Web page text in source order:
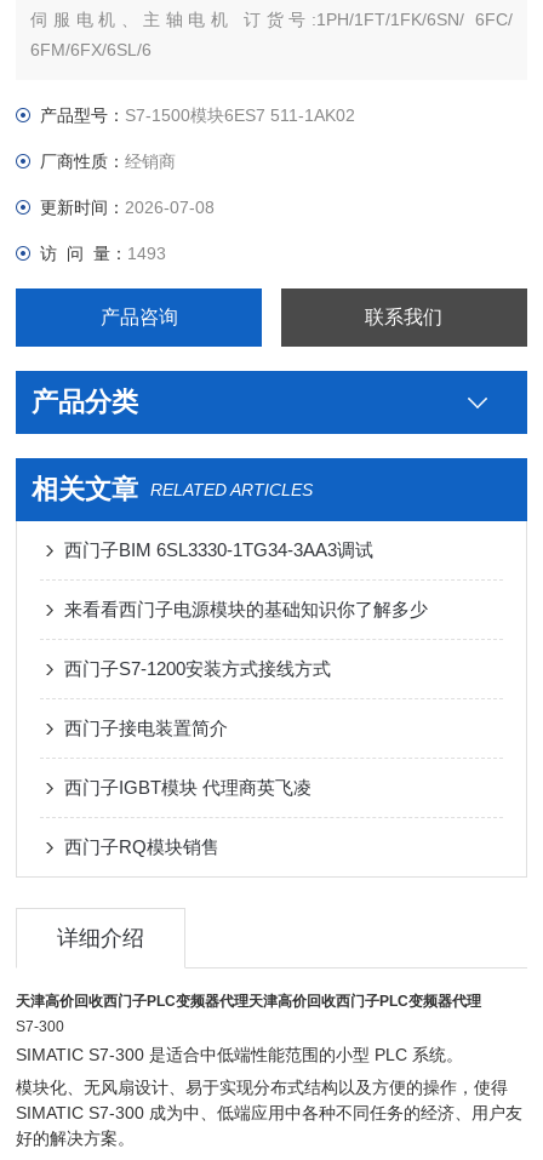
伺服电机、主轴电机 订货号:1PH/1FT/1FK/6SN/ 6FC/
6FM/6FX/6SL/6
ET200 S SP 变频器V系列 MM系列 6SE70停产工程型变频器
产品型号： S7-1500模块6ES7 511-1AK02
厂商性质：经销商
更新时间： 2026-07-08
访 问 量： 1493
产品咨询 联系我们
产品分类
相关文章 RELATED ARTICLES
西门子BIM 6SL3330-1TG34-3AA3调试
来看看西门子电源模块的基础知识你了解多少
西门子S7-1200安装方式接线方式
西门子接电装置简介
西门子IGBT模块 代理商英飞凌
西门子RQ模块销售
详细介绍
天津高价回收西门子PLC变频器代理天津高价回收西门子PLC变频器代理
S7-300
SIMATIC S7-300 是适合中低端性能范围的小型 PLC 系统。
模块化、无风扇设计、易于实现分布式结构以及方便的操作，使得
SIMATIC S7-300 成为中、低端应用中各种不同任务的经济、用户友
好的解决方案。